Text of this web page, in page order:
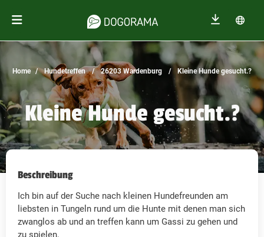
Home Hundetreffen 26203 Wardenburg Kleine Hunde gesucht.?
Kleine Hunde gesucht.?
Beschreibung
Ich bin auf der Suche nach kleinen Hundefreunden am
liebsten in Tungeln rund um die Hunte mit denen man sich
zwanglos ab und an treffen kann um Gassi zu gehen und
zu spielen.